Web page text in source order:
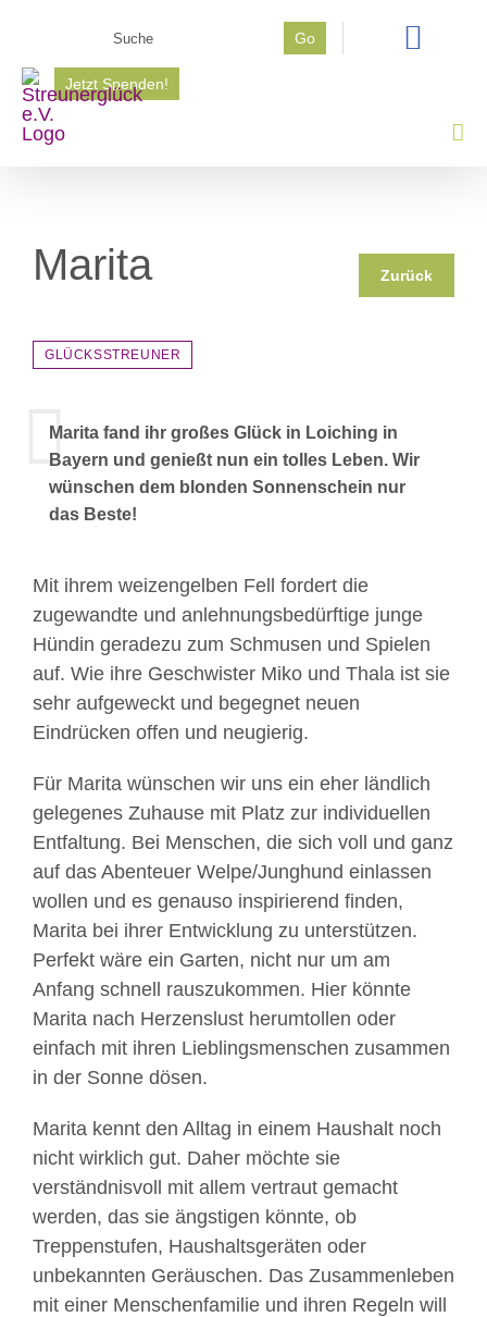
springen
Go
Jetzt Spenden!
Marita Zurück
GLÜCKSSTREUNER
Marita fand ihr großes Glück in Loiching in
Bayern und genießt nun ein tolles Leben. Wir
wünschen dem blonden Sonnenschein nur
das Beste!
Mit ihrem weizengelben Fell fordert die
zugewandte und anlehnungsbedürftige junge
Hündin geradezu zum Schmusen und Spielen
auf. Wie ihre Geschwister Miko und Thala ist sie
sehr aufgeweckt und begegnet neuen
Eindrücken offen und neugierig.
Für Marita wünschen wir uns ein eher ländlich
gelegenes Zuhause mit Platz zur individuellen
Entfaltung. Bei Menschen, die sich voll und ganz
auf das Abenteuer Welpe/Junghund einlassen
wollen und es genauso inspirierend finden,
Marita bei ihrer Entwicklung zu unterstützen.
Perfekt wäre ein Garten, nicht nur um am
Anfang schnell rauszukommen. Hier könnte
Marita nach Herzenslust herumtollen oder
einfach mit ihren Lieblingsmenschen zusammen
in der Sonne dösen.
Marita kennt den Alltag in einem Haushalt noch
nicht wirklich gut. Daher möchte sie
verständnisvoll mit allem vertraut gemacht
werden, das sie ängstigen könnte, ob
Treppenstufen, Haushaltsgeräten oder
unbekannten Geräuschen. Das Zusammenleben
mit einer Menschenfamilie und ihren Regeln will